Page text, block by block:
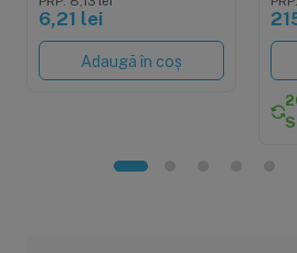
6,21 lei
Adaugă în coș